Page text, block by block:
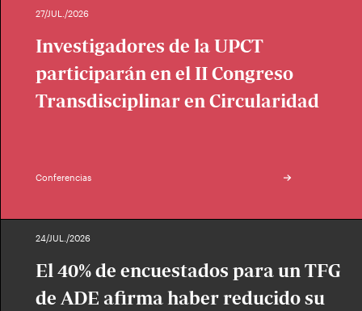
27/JUL./2026
Investigadores de la UPCT
participarán en el II Congreso
Transdisciplinar en Circularidad
Conferencias
24/JUL./2026
El 40% de encuestados para un TFG
de ADE afirma haber reducido su